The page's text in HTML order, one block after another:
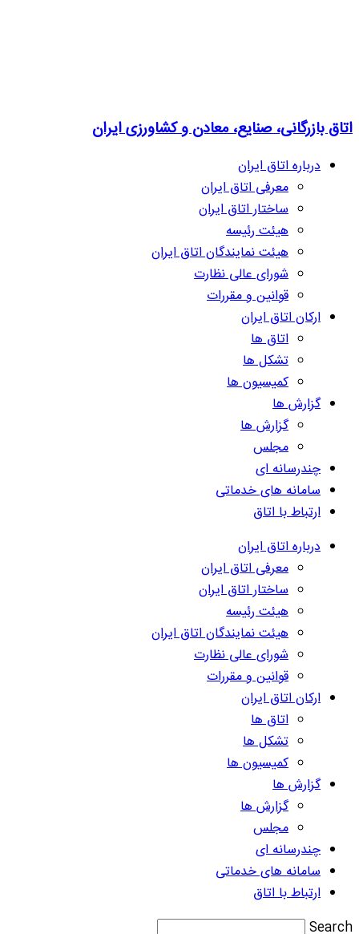
اتاق بازرگانی، صنایع، معادن و کشاورزی ایران
درباره اتاق ایران
معرفی اتاق ایران
ساختار اتاق ایران
هیئت رئیسه
هیئت نمایندگان اتاق ایران
شورای عالی نظارت
قوانین و مقررات
ارکان اتاق ایران
اتاق ها
تشکل ها
کمیسیون ها
گزارش ها
گزارش ها
مجلس
چندرسانه ای
سامانه های خدماتی
ارتباط با اتاق
درباره اتاق ایران
معرفی اتاق ایران
ساختار اتاق ایران
هیئت رئیسه
هیئت نمایندگان اتاق ایران
شورای عالی نظارت
قوانین و مقررات
ارکان اتاق ایران
اتاق ها
تشکل ها
کمیسیون ها
گزارش ها
گزارش ها
مجلس
چندرسانه ای
سامانه های خدماتی
ارتباط با اتاق
Search